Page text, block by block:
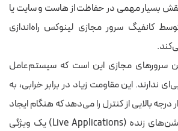
نقش بسیار مهمی در حفاظت از هاست و سایت یا
کانفیگ سرور مجازی لینوکس راه‌اندازی
این سرورهای مجازی این است که سیستم‌عامل
ندارند. این مقاومت زیاد در برابر خرابی، به
بالایی از کنترل را می‌دهد که هنگام ایجاد
ابزارهای SaaS یا اپلیکیشن‌های زنده (Live Applications) یک ویژگی